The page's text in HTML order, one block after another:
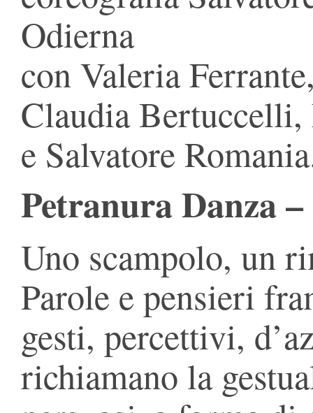
Odierna
con Valeria
Claudia Bertuccelli,
e Salvatore
Petranura Danza
Uno scampolo, un
Parole e pensieri
gesti, percettivi,
richiamano la